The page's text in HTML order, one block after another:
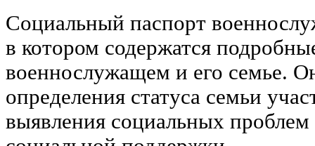
Социальный паспорт
в котором содержатся
военнослужащем и его семье.
определения статуса семьи
выявления социальных